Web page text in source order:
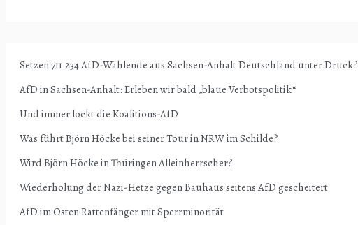
Setzen 711.234 AfD-Wählende aus Sachsen-Anhalt Deutschland unter Druck?
AfD in Sachsen-Anhalt: Erleben wir bald „blaue Verbotspolitik“
Und immer lockt die Koalitions-AfD
Was führt Björn Höcke bei seiner Tour in NRW im Schilde?
Wird Björn Höcke in Thüringen Alleinherrscher?
Wiederholung der Nazi-Hetze gegen Bauhaus seitens AfD gescheitert
AfD im Osten Rattenfänger mit Sperrminorität